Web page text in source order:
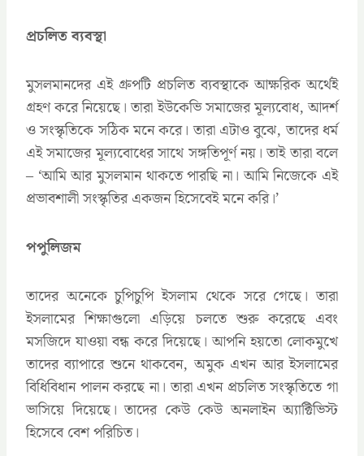
প্রচলিত ব্যবস্থা
মুসলমানদের এই গ্রুপটি প্রচলিত ব্যবস্থাকে আক্ষরিক অর্থেই
গ্রহণ করে নিয়েছে। তারা ইউকেভি সমাজের মূল্যবোধ, আদর্শ
ও সংস্কৃতিকে সঠিক মনে করে। তারা এটাও বুঝে, তাদের ধর্ম
এই সমাজের মূল্যবোধের সাথে সঙ্গতিপূর্ণ নয়। তাই তারা বলে
– ‘আমি আর মুসলমান থাকতে পারছি না। আমি নিজেকে এই
প্রভাবশালী সংস্কৃতির একজন হিসেবেই মনে করি।’
পপুলিজম
তাদের অনেকে চুপিচুপি ইসলাম থেকে সরে গেছে। তারা
ইসলামের শিক্ষাগুলো এড়িয়ে চলতে শুরু করেছে এবং
মসজিদে যাওয়া বন্ধ করে দিয়েছে। আপনি হয়তো লোকমুখে
তাদের ব্যাপারে শুনে থাকবেন, অমুক এখন আর ইসলামের
বিধিবিধান পালন করছে না। তারা এখন প্রচলিত সংস্কৃতিতে গা
ভাসিয়ে দিয়েছে। তাদের কেউ কেউ অনলাইন অ্যাক্টিভিস্ট
হিসেবে বেশ পরিচিত।